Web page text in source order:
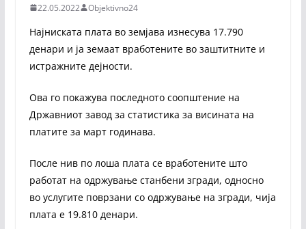
22.05.2022 Objektivno24
Најниската плата во земјава изнесува 17.790
денари и ја земаат вработените во заштитните и
истражните дејности.
Ова го покажува последното соопштение на
Државниот завод за статистика за висината на
платите за март годинава.
После нив по лоша плата се вработените што
работат на одржување станбени згради, односно
во услугите поврзани со одржување на згради, чија
плата е 19.810 денари.